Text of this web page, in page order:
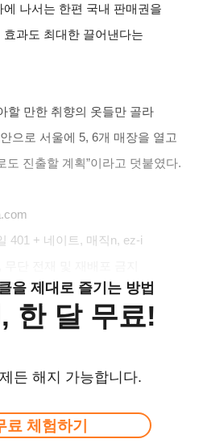
나서는 한편 국내 판매권을
과도 최대한 끌어낸다는
할 만한 취향의 옷들만 골라
으로 서울에 5, 6개 매장을 열고
도 진출할 계획”이라고 덧붙였다.
401 + 네이트, 매직n, ez-i
을 제대로 즐기는 방법
한 달 무료!
든 해지 가능합니다.
료 체험하기